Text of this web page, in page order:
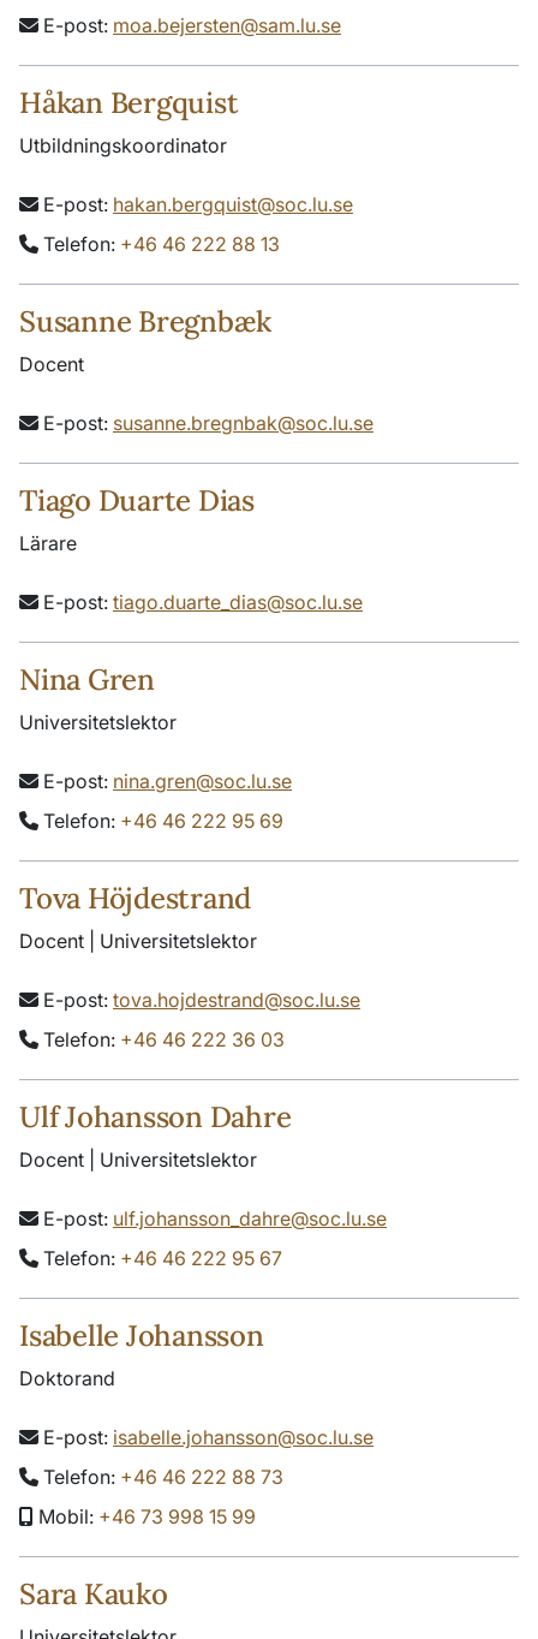
E-post: moa.bejersten@sam.lu.se
Håkan Bergquist
Utbildningskoordinator
E-post: hakan.bergquist@soc.lu.se
Telefon: +46 46 222 88 13
Susanne Bregnbæk
Docent
E-post: susanne.bregnbak@soc.lu.se
Tiago Duarte Dias
Lärare
E-post: tiago.duarte_dias@soc.lu.se
Nina Gren
Universitetslektor
E-post: nina.gren@soc.lu.se
Telefon: +46 46 222 95 69
Tova Höjdestrand
Docent | Universitetslektor
E-post: tova.hojdestrand@soc.lu.se
Telefon: +46 46 222 36 03
Ulf Johansson Dahre
Docent | Universitetslektor
E-post: ulf.johansson_dahre@soc.lu.se
Telefon: +46 46 222 95 67
Isabelle Johansson
Doktorand
E-post: isabelle.johansson@soc.lu.se
Telefon: +46 46 222 88 73
Mobil: +46 73 998 15 99
Sara Kauko